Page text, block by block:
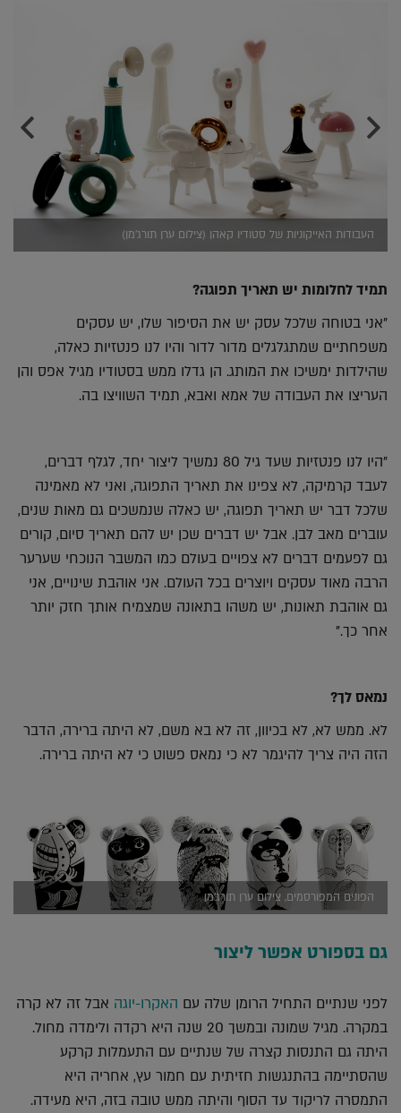
העבודות האייקוניות של סטודיו קאהן (צילום ערן תורג'מן)
תמיד לחלומות יש תאריך תפוגה?
"אני בטוחה שלכל עסק יש את הסיפור שלו, יש עסקים
משפחתיים שמתגלגלים מדור לדור והיו לנו פנטזיות כאלה,
שהילדות ימשיכו את המותג. הן גדלו ממש בסטודיו מגיל אפס והן
העריצו את העבודה של אמא ואבא, תמיד השוויצו בה.
"היו לנו פנטזיות שעד גיל 80 נמשיך ליצור יחד, לגלף דברים,
לעבד קרמיקה, לא צפינו את תאריך התפוגה, ואני לא מאמינה
שלכל דבר יש תאריך תפוגה, יש כאלה שנמשכים גם מאות שנים,
עוברים מאב לבן. אבל יש דברים שכן יש להם תאריך סיום, קורים
גם לפעמים דברים לא צפויים בעולם כמו המשבר הנוכחי שערער
הרבה מאוד עסקים ויוצרים בכל העולם. אני אוהבת שינויים, אני
גם אוהבת תאונות, יש משהו בתאונה שמצמיח אותך חזק יותר
אחר כך."
נמאס לך?
לא. ממש לא, לא בכיוון, זה לא בא משם, לא היתה ברירה, הדבר
הזה היה צריך להיגמר לא כי נמאס פשוט כי לא היתה ברירה.
הפונים המפורסמים, צילום ערן תורג'מן
גם בספורט אפשר ליצור
לפני שנתיים התחיל הרומן שלה עם האקרו-יוגה אבל זה לא קרה
במקרה. מגיל שמונה ובמשך 20 שנה היא רקדה ולימדה מחול.
היתה גם התנסות קצרה של שנתיים עם התעמלות קרקע
שהסתיימה בהתנגשות חזיתית עם חמור עץ, אחריה היא
התמסרה לריקוד עד הסוף והיתה ממש טובה בזה, היא מעידה.